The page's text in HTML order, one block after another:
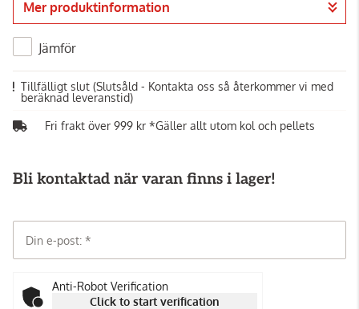
Mer produktinformation
Jämför
Tillfälligt slut (Slutsåld - Kontakta oss så återkommer vi med
beräknad leveranstid)
Fri frakt över 999 kr *Gäller allt utom kol och pellets
Bli kontaktad när varan finns i lager!
Din e-post:
Anti-Robot Verification
Click to start verification